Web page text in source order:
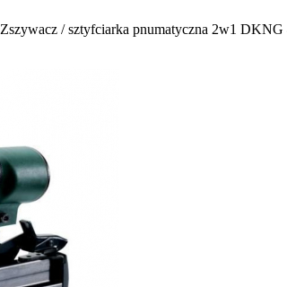
Zszywacz / sztyfciarka pnumatyczna 2w1